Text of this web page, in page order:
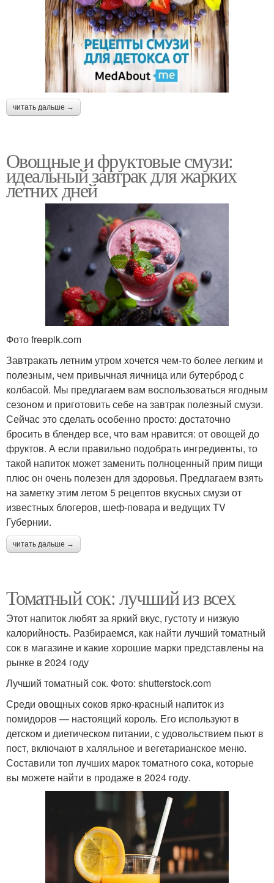
читать дальше →
Овощные и фруктовые смузи:
идеальный завтрак для жарких
летних дней
Фото freepik.com
Завтракать летним утром хочется чем-то более легким и
полезным, чем привычная яичница или бутерброд с
колбасой. Мы предлагаем вам воспользоваться ягодным
сезоном и приготовить себе на завтрак полезный смузи.
Сейчас это сделать особенно просто: достаточно
бросить в блендер все, что вам нравится: от овощей до
фруктов. А если правильно подобрать ингредиенты, то
такой напиток может заменить полноценный прим пищи
плюс он очень полезен для здоровья. Предлагаем взять
на заметку этим летом 5 рецептов вкусных смузи от
известных блогеров, шеф-повара и ведущих TV
Губернии.
читать дальше →
Томатный сок: лучший из всех
Этот напиток любят за яркий вкус, густоту и низкую
калорийность. Разбираемся, как найти лучший томатный
сок в магазине и какие хорошие марки представлены на
рынке в 2024 году
Лучший томатный сок. Фото: shutterstock.com
Среди овощных соков ярко-красный напиток из
помидоров — настоящий король. Его используют в
детском и диетическом питании, с удовольствием пьют в
пост, включают в халяльное и вегетарианское меню.
Составили топ лучших марок томатного сока, которые
вы можете найти в продаже в 2024 году.